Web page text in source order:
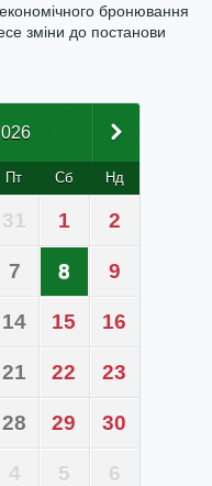
бронювання
зміни до постанови
Пт Сб Нд
31 1 2
7 8 9
14 15 16
21 22 23
28 29 30
4 5 6